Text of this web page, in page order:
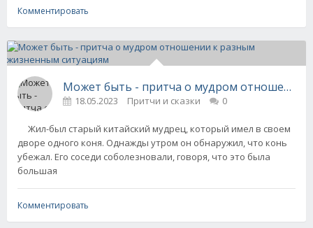
Комментировать
Может быть - притча о мудром отношении
18.05.2023 Притчи и сказки 0
Жил-был старый китайский мудрец, который имел в своем
дворе одного коня. Однажды утром он обнаружил, что конь
убежал. Его соседи соболезновали, говоря, что это была
большая
Комментировать